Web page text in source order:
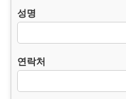
2. 수집하는 개인정보의 항목.
본 홈페이지는 개인정보 수
성명
연락처